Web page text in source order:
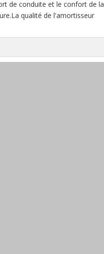
de conduite et le confort de la
qualité de l'amortisseur